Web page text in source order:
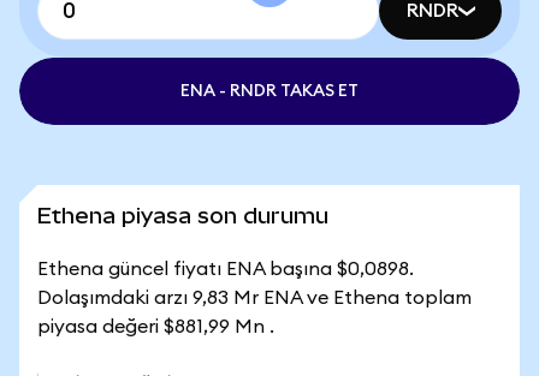
RNDR
ENA - RNDR TAKAS ET
Ethena piyasa son durumu
Ethena güncel fiyatı ENA başına $0,0898.
Dolaşımdaki arzı 9,83 Mr ENA ve Ethena toplam
piyasa değeri $881,99 Mn .